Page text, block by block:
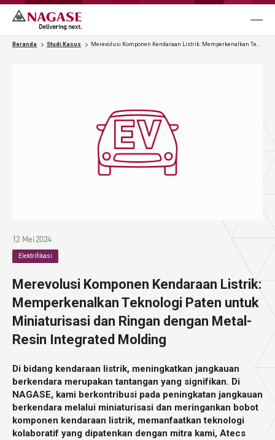
Bisnis
Berita & Peristiwa
Beranda Studi Kasus Merevolusi Komponen Kendaraan Listrik: Memperkenalkan Teknologi Paten untuk Miniaturisasi dan Ringan dengan Metal-Resin Integrated Molding
12 Mei 2024
Elektrifikasi
Merevolusi Komponen Kendaraan Listrik:
Memperkenalkan Teknologi Paten untuk
Miniaturisasi dan Ringan dengan Metal-
Resin Integrated Molding
Di bidang kendaraan listrik, meningkatkan jangkauan
berkendara merupakan tantangan yang signifikan. Di
NAGASE, kami berkontribusi pada peningkatan jangkauan
berkendara melalui miniaturisasi dan meringankan bobot
komponen kendaraan listrik, memanfaatkan teknologi
kolaboratif yang dipatenkan dengan mitra kami, Atecs